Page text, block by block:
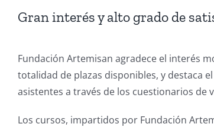
Gran interés y alto grado de
Fundación Artemisan agradece el interés
totalidad de plazas disponibles, y destaca
asistentes a través de los cuestionarios de
Los cursos, impartidos por Fundación